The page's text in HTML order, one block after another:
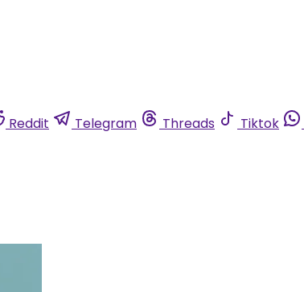
Reddit Telegram Threads Tiktok